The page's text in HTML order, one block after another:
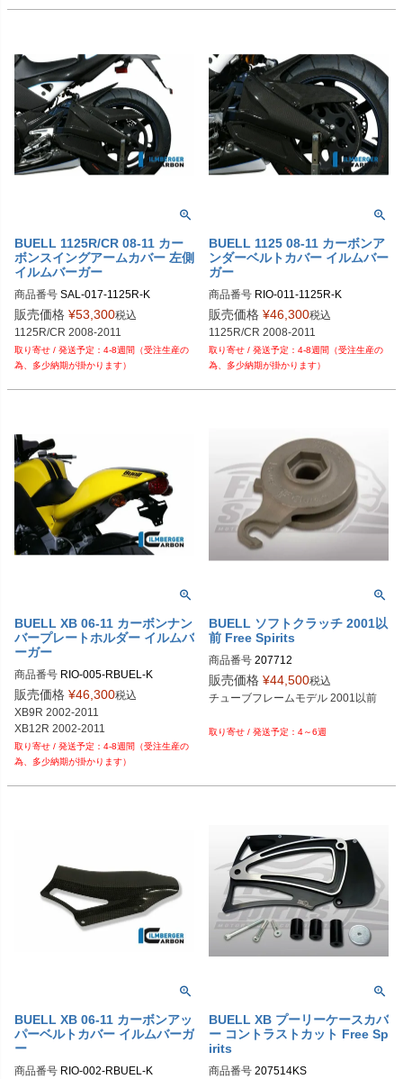
BUELL 1125R/CR 08-11 カー
ボンスイングアームカバー 左側
イルムバーガー
商品番号 SAL-017-1125R-K
SAL.017.1125R.K
販売価格 ¥53,300税込
1125R/CR 2008-2011
4-8週間（受注生産の
為、多少納期が掛かります）
BUELL 1125 08-11 カーボンア
ンダーベルトカバー イルムバー
ガー
商品番号 RIO-011-1125R-K
RIO.011.1125R.K
販売価格 ¥46,300税込
1125R/CR 2008-2011
4-8週間（受注生産の
為、多少納期が掛かります）
BUELL XB 06-11 カーボンナン
バープレートホルダー イルムバ
ーガー
商品番号 RIO-005-RBUEL-K
販売価格 ¥46,300税込
XB9R 2002-2011
4-8週間（受注生産の
為、多少納期が掛かります）
BUELL ソフトクラッチ 2001以
前 Free Spirits
商品番号 207712
販売価格 ¥44,500税込
チューブフレームモデル 2001以前
4～6週
BUELL XB 06-11 カーボンアッ
パーベルトカバー イルムバーガ
ー
商品番号 RIO-002-RBUEL-K
BUELL XB プーリーケースカバ
ー コントラストカット Free Sp
irits
商品番号 207514KS